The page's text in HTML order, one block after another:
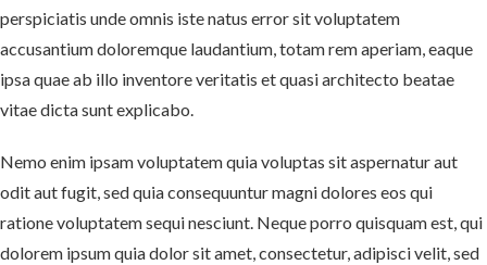
perspiciatis unde omnis iste natus error sit voluptatem
accusantium doloremque laudantium, totam rem aperiam, eaque
ipsa quae ab illo inventore veritatis et quasi architecto beatae
vitae dicta sunt explicabo.
Nemo enim ipsam voluptatem quia voluptas sit aspernatur aut
odit aut fugit, sed quia consequuntur magni dolores eos qui
ratione voluptatem sequi nesciunt. Neque porro quisquam est, qui
dolorem ipsum quia dolor sit amet, consectetur, adipisci velit, sed